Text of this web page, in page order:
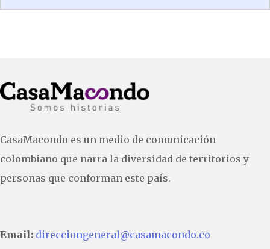
CasaMacondo es un medio de comunicación
colombiano que narra la diversidad de territorios y
personas que conforman este país.
Email: direcciongeneral@casamacondo.co